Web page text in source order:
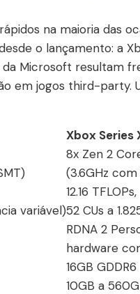
na maioria das
o lançamento: a
da Microsoft resultam
em jogos third-party.
Xbox Series
8x Zen 2
(3.6GHz com
variável)
12.16 TFLOPs,
52 CUs a
RDNA 2
hardware
16GB GDDR6
10GB a